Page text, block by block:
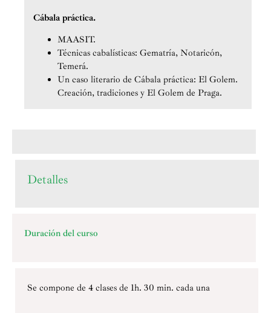
Cábala práctica.
MAASIT.
Técnicas cabalísticas: Gematría, Notaricón,
Temerá.
Un caso literario de Cábala práctica: El Golem.
Creación, tradiciones y El Golem de Praga.
Detalles
Duración del curso
Se compone de 4 clases de 1h. 30 min. cada una